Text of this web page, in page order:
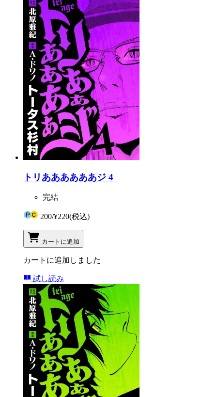
トリああああああジ 4
完結
200/¥220(税込)
カートに追加
カートに追加しました
試し読み